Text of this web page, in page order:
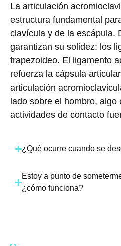
La articulación
estructura fundamental
clavícula y de la escápula.
garantizan su solidez: los
trapezoideo. El ligamento
refuerza la cápsula
articulación
lado sobre el hombro, algo
actividades de contacto
¿Qué ocurre cuando se
Estoy a punto de
¿cómo funciona?